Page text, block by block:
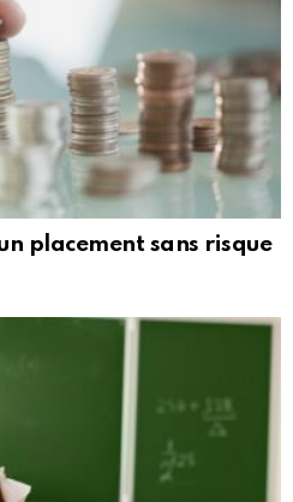
placement sans risque